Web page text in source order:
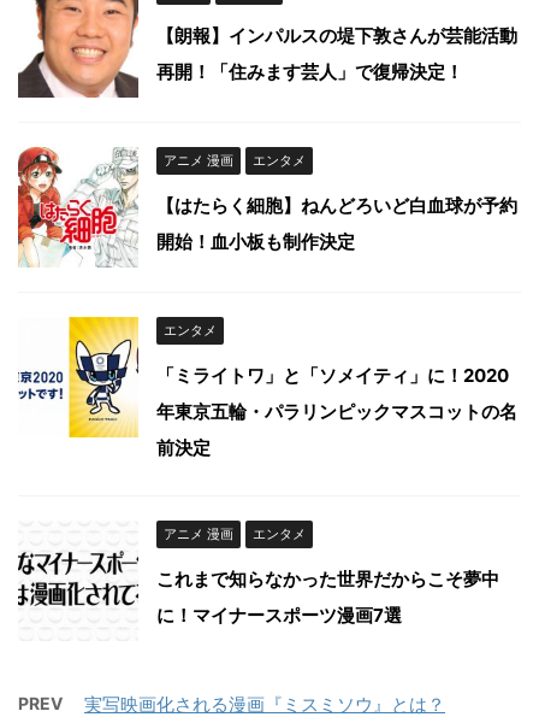
【朗報】インパルスの堤下敦さんが芸能活動
再開！「住みます芸人」で復帰決定！
アニメ 漫画 エンタメ
【はたらく細胞】ねんどろいど白血球が予約
開始！血小板も制作決定
エンタメ
「ミライトワ」と「ソメイティ」に！2020
年東京五輪・パラリンピックマスコットの名
前決定
アニメ 漫画 エンタメ
これまで知らなかった世界だからこそ夢中
に！マイナースポーツ漫画7選
PREV 実写映画化される漫画『ミスミソウ』とは？